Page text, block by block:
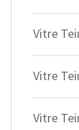
Vitre
Vitre
Vitre